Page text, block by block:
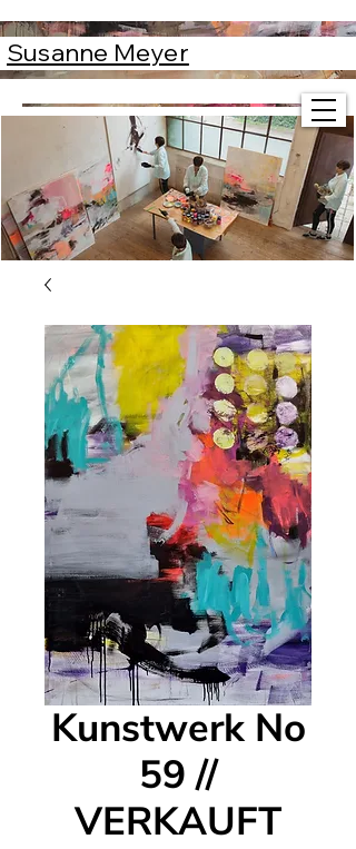
Susanne Meyer
Susanne Meyer
Kunstwerk No
59 //
VERKAUFT